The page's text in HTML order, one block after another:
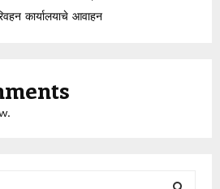
कार्यालयाचे आवाहन